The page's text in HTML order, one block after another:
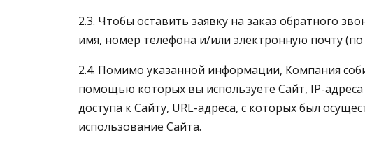
2.3. Чтобы оставить заявку на заказ обратного
имя, номер телефона и/или электронную почту
2.4. Помимо указанной информации, Компания
помощью которых вы используете Сайт, IP-
доступа к Сайту, URL-адреса, с которых был
использование Сайта.